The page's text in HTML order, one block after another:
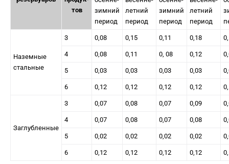
тов
зимний
период
летний
период
зимний
период
летний
период
Наземные
стальные
3 0,08 0,15 0,11 0,18
4 0,08 0,11 0, 08 0,12
5 0,03 0,03 0,03 0,03
6 0,12 0,12 0,12 0,12
Заглубленные
3 0,07 0,08 0,07 0,09
4 0,07 0,08 0,07 0,08
5 0,02 0,02 0,02 0,02
6 0,12 0,12 0,12 0,12